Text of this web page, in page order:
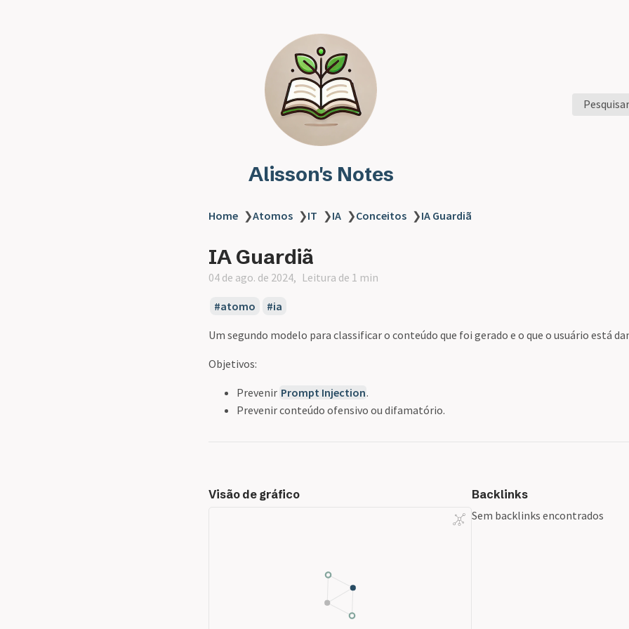
Alisson's Notes
Home ❯Atomos ❯IT ❯IA ❯Conceitos ❯IA Guardiã
IA Guardiã
04 de ago. de 2024 Leitura de 1 min
atomo ia
Um segundo modelo para classificar o conteúdo que foi gerado e o que o usuário está
Objetivos:
Prevenir Prompt Injection.
Prevenir conteúdo ofensivo ou difamatório.
Visão de gráfico
Backlinks
Sem backlinks encontrados